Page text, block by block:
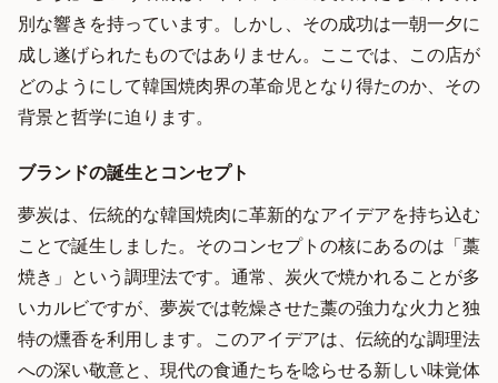
別な響きを持っています。しかし、その成功は一朝一夕に
成し遂げられたものではありません。ここでは、この店が
どのようにして韓国焼肉界の革命児となり得たのか、その
背景と哲学に迫ります。
ブランドの誕生とコンセプト
夢炭は、伝統的な韓国焼肉に革新的なアイデアを持ち込む
ことで誕生しました。そのコンセプトの核にあるのは「藁
焼き」という調理法です。通常、炭火で焼かれることが多
いカルビですが、夢炭では乾燥させた藁の強力な火力と独
特の燻香を利用します。このアイデアは、伝統的な調理法
への深い敬意と、現代の食通たちを唸らせる新しい味覚体